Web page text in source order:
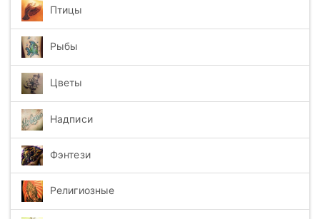
Птицы
Рыбы
Цветы
Надписи
Фэнтези
Религиозные